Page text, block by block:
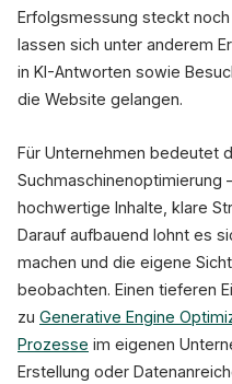
Erfolgsmessung steckt
lassen sich unter anderem
in KI-Antworten sowie
die Website gelangen.
Für Unternehmen bedeutet
Suchmaschinenoptimierung
hochwertige Inhalte, klare
Darauf aufbauend lohnt es
machen und die eigene
beobachten. Einen tieferen
zu Generative Engine
Prozesse im eigenen
Erstellung oder